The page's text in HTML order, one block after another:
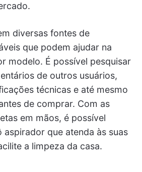
diversas fontes de
que podem ajudar na
modelo. É possível pesquisar
de outros usuários,
técnicas e até mesmo
de comprar. Com as
em mãos, é possível
que atenda às suas
a limpeza da casa.